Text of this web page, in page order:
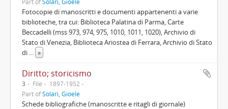
Fotocopie di manoscritti e documenti appartenenti a varie
biblioteche, tra cui: Biblioteca Palatina di Parma, Carte
Beccadelli (mss 973, 974, 975, 1010, 1011, 1020), Archivio di
Stato di Venezia, Biblioteca Ariostea di Ferrara, Archivio di Stato
di ... »
Diritto; storicismo
3 File
1897-1952
Part ofSolari, Gioele
Schede bibliografiche (manoscritte e ritagli di giornale)